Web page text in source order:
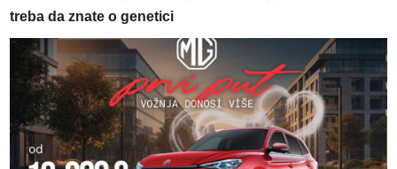
treba da znate o genetici